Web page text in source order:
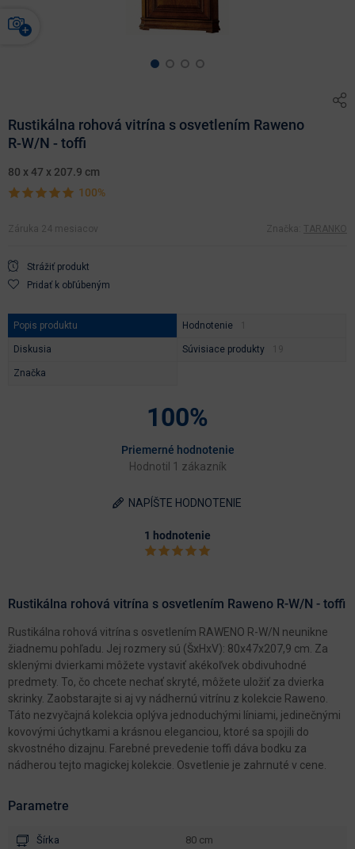
Rustikálna rohová vitrína s osvetlením Raweno
R-W/N - toffi
80 x 47 x 207.9 cm
100%
Záruka 24 mesiacov Značka: TARANKO
Strážiť produkt
Pridať k obľúbeným
Popis produktu Hodnotenie
Diskusia Súvisiace produkty
Značka
100%
Priemerné hodnotenie
Hodnotil 1 zákazník
NAPÍŠTE HODNOTENIE
1 hodnotenie
Rustikálna rohová vitrína s osvetlením Raweno R-W/N - toffi
Rustikálna rohová vitrína s osvetlením RAWENO R-W/N neunikne
žiadnemu pohľadu. Jej rozmery sú (ŠxHxV): 80x47x207,9 cm. Za
sklenými dvierkami môžete vystaviť akékoľvek obdivuhodné
predmety. To, čo chcete nechať skryté, môžete uložiť za dvierka
skrinky. Zaobstarajte si aj vy nádhernú vitrínu z kolekcie Raweno.
Táto nezvyčajná kolekcia oplýva jednoduchými líniami, jedinečnými
kovovými úchytkami a krásnou eleganciou, ktoré sa spojili do
skvostného dizajnu. Farebné prevedenie toffi dáva bodku za
nádherou tejto magickej kolekcie. Osvetlenie je zahrnuté v cene.
Parametre
Šírka 80 cm